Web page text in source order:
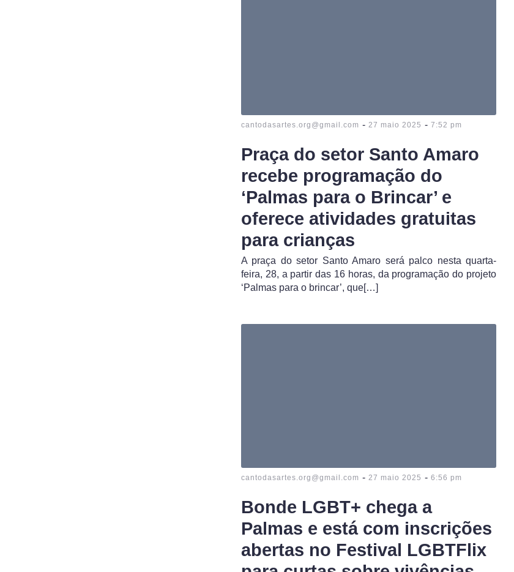
cantodasartes.org@gmail.com - 27 maio 2025 - 7:52 pm
Praça do setor Santo Amaro
recebe programação do
‘Palmas para o Brincar’ e
oferece atividades gratuitas
para crianças
A praça do setor Santo Amaro será palco nesta quarta-
feira, 28, a partir das 16 horas, da programação do projeto
‘Palmas para o brincar’, que[…]
cantodasartes.org@gmail.com - 27 maio 2025 - 6:56 pm
Bonde LGBT+ chega a
Palmas e está com inscrições
abertas no Festival LGBTFlix